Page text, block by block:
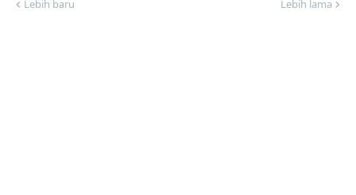
Lebih baru Lebih lama